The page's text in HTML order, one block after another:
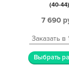
(40-44)
7 690
Заказать в
Выбрать